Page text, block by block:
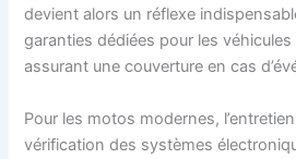
devient alors un réflexe
garanties dédiées pour les véhicules
assurant une couverture en cas
Pour les motos modernes,
vérification des systèmes